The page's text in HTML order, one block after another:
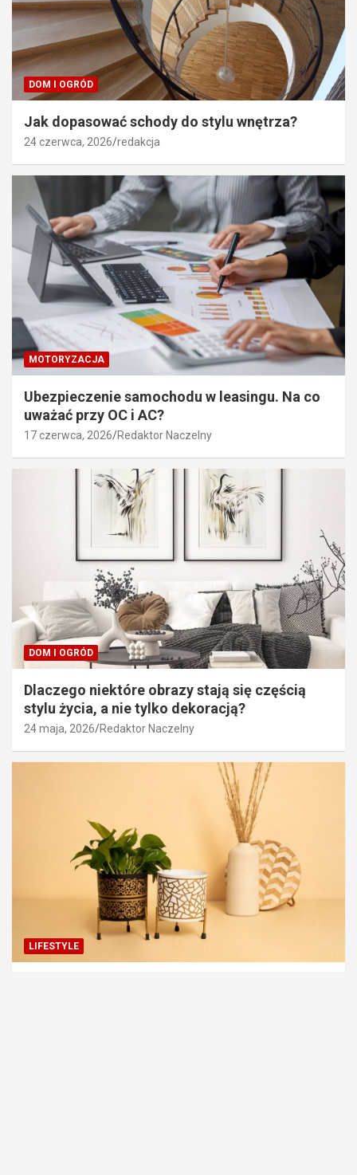
DOM I OGRÓD
Jak dopasować schody do stylu wnętrza?
24 czerwca, 2026 redakcja
MOTORYZACJA
Ubezpieczenie samochodu w leasingu. Na co
uważać przy OC i AC?
17 czerwca, 2026 Redaktor Naczelny
DOM I OGRÓD
Dlaczego niektóre obrazy stają się częścią
stylu życia, a nie tylko dekoracją?
24 maja, 2026 Redaktor Naczelny
LIFESTYLE